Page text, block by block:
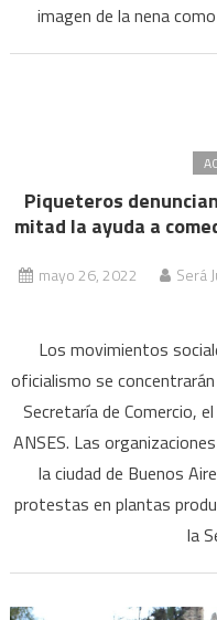
imagen de la nena
Piqueteros
mitad la ayuda a
mayo 26, 2022 Será
Los movimientos
oficialismo se
Secretaría de Comercio,
ANSES. Las
la ciudad de Buenos
protestas en plantas
la